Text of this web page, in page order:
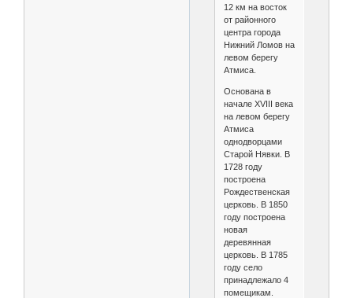
12 км на восток
от районного
центра города
Нижний Ломов на
левом берегу
Атмиса.
Основана в
начале XVIII века
на левом берегу
Атмиса
однодворцами
Старой Нявки. В
1728 году
построена
Рождественская
церковь. В 1850
году построена
новая
деревянная
церковь. В 1785
году село
принадлежало 4
помещикам.